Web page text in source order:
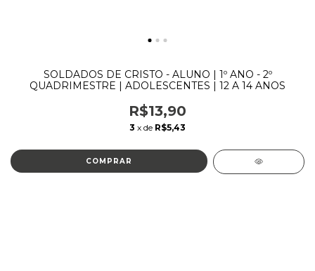
SOLDADOS DE CRISTO - ALUNO | 1º ANO - 2º
QUADRIMESTRE | ADOLESCENTES | 12 A 14 ANOS
R$13,90
3 x de R$5,43